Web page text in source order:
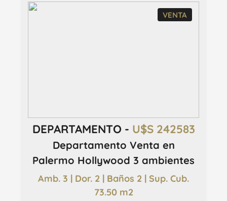
VENTA
DEPARTAMENTO - U$S 242583
Departamento Venta en
Palermo Hollywood 3 ambientes
Amb. 3 | Dor. 2 | Baños 2 | Sup. Cub.
73.50 m2